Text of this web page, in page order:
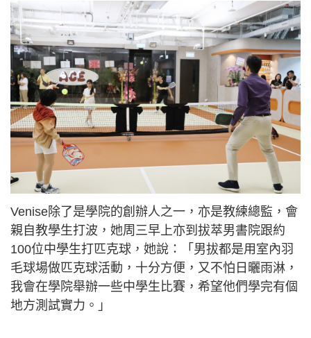
Venise除了是學院的創辦人之一，亦是教練總監，會
親自教學生打波，她周三早上亦到拔萃男書院跟約
100位中學生打匹克球，她說：「男拔都是用室內羽
毛球場做匹克球活動，十分方便，又不怕日曬雨淋，
我會在學院舉辦一些中學生比賽，希望他們學完有個
地方測試實力。」